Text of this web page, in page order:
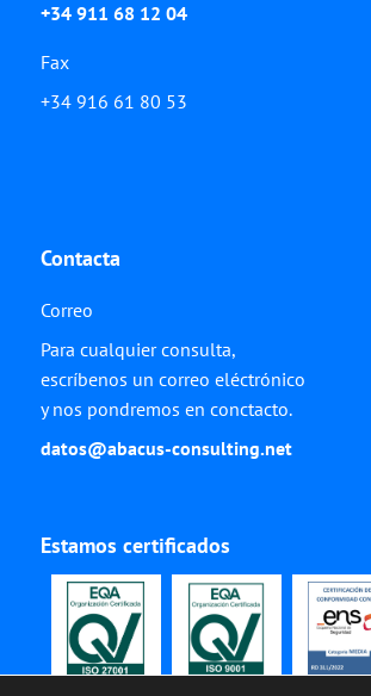
+34 911 68 12 04
Fax
+34 916 61 80 53
Contacta
Correo
Para cualquier consulta,
escríbenos un correo eléctrónico
y nos pondremos en conctacto.
datos@abacus-consulting.net
Estamos certificados